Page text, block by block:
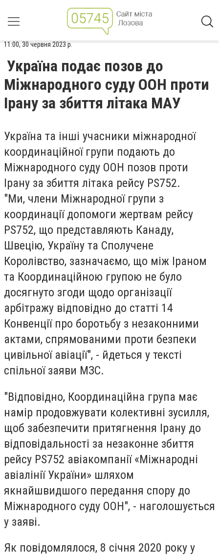
11:00, 30 червня 2023 р.
Україна подає позов до
Міжнародного суду ООН проти
Ірану за збиття літака МАУ
Україна та інші учасники міжнародної
координаційної групи подають до
Міжнародного суду ООН позов проти
Ірану за збиття літака рейсу PS752.
"Ми, члени Міжнародної групи з
координації допомоги жертвам рейсу
PS752, що представляють Канаду,
Швецію, Україну та Сполучене
Королівство, зазначаємо, що між Іраном
та Координаційною групою не було
досягнуто згоди щодо організації
арбітражу відповідно до статті 14
Конвенції про боротьбу з незаконними
актами, спрямованими проти безпеки
цивільної авіації", - йдеться у тексті
спільної заяви МЗС.
"Відповідно, Координаційна група має
намір продовжувати колективні зусилля,
щоб забезпечити притягнення Ірану до
відповідальності за незаконне збиття
рейсу PS752 авіакомпанії «Міжнародні
авіалінії України» шляхом
якнайшвидшого передання спору до
Міжнародного суду ООН", - наголошується
у заяві.
Як повідомлялося, 8 січня 2020 року у